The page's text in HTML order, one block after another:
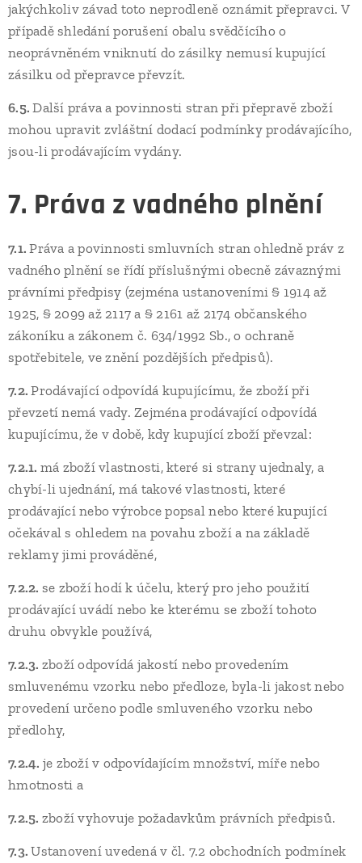
jakýchkoliv závad toto neprodleně oznámit přepravci. V
případě shledání porušení obalu svědčícího o
neoprávněném vniknutí do zásilky nemusí kupující
zásilku od přepravce převzít.
6.5.Další práva a povinnosti stran při přepravě zboží
mohou upravit zvláštní dodací podmínky prodávajícího,
jsou-li prodávajícím vydány.
7. Práva z vadného plnění
7.1.Práva a povinnosti smluvních stran ohledně práv z
vadného plnění se řídí příslušnými obecně závaznými
právními předpisy (zejména ustanoveními § 1914 až
1925, § 2099 až 2117 a § 2161 až 2174 občanského
zákoníku a zákonem č. 634/1992 Sb., o ochraně
spotřebitele, ve znění pozdějších předpisů).
7.2.Prodávající odpovídá kupujícímu, že zboží při
převzetí nemá vady. Zejména prodávající odpovídá
kupujícímu, že v době, kdy kupující zboží převzal:
7.2.1. má zboží vlastnosti, které si strany ujednaly, a
chybí-li ujednání, má takové vlastnosti, které
prodávající nebo výrobce popsal nebo které kupující
očekával s ohledem na povahu zboží a na základě
reklamy jimi prováděné,
7.2.2. se zboží hodí k účelu, který pro jeho použití
prodávající uvádí nebo ke kterému se zboží tohoto
druhu obvykle používá,
7.2.3. zboží odpovídá jakostí nebo provedením
smluvenému vzorku nebo předloze, byla-li jakost nebo
provedení určeno podle smluveného vzorku nebo
předlohy,
7.2.4. je zboží v odpovídajícím množství, míře nebo
hmotnosti a
7.2.5. zboží vyhovuje požadavkům právních předpisů.
7.3.Ustanovení uvedená v čl. 7.2 obchodních podmínek